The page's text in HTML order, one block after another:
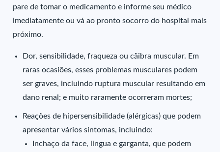
pare de tomar o medicamento e informe seu médico
imediatamente ou vá ao pronto socorro do hospital mais
próximo.
Dor, sensibilidade, fraqueza ou cãibra muscular. Em
raras ocasiões, esses problemas musculares podem
ser graves, incluindo ruptura muscular resultando em
dano renal; e muito raramente ocorreram mortes;
Reações de hipersensibilidade (alérgicas) que podem
apresentar vários sintomas, incluindo:
Inchaço da face, língua e garganta, que podem